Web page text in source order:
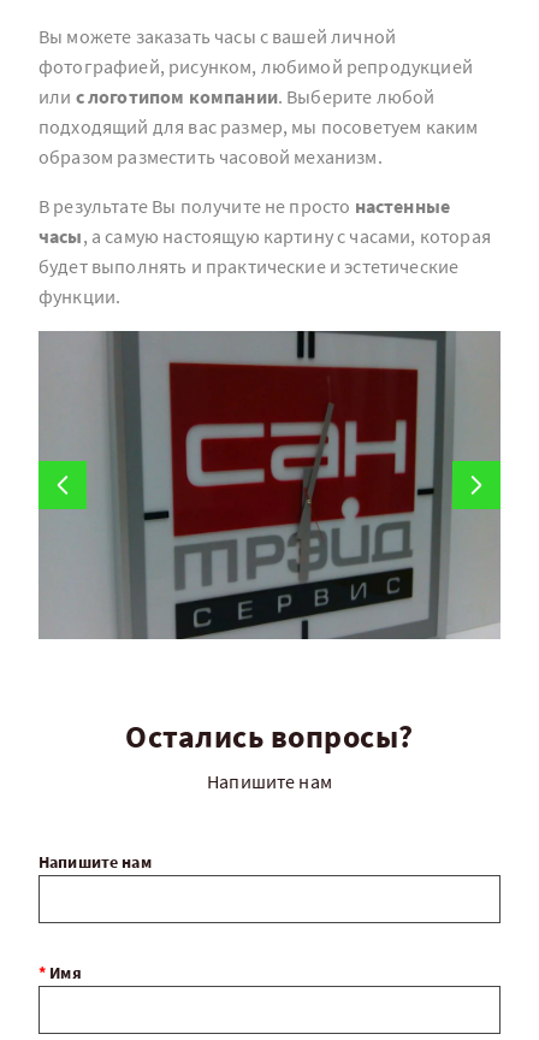
Вы можете заказать часы с вашей личной
фотографией, рисунком, любимой репродукцией
или с логотипом компании. Выберите любой
подходящий для вас размер, мы посоветуем каким
образом разместить часовой механизм.
В результате Вы получите не просто настенные
часы, а самую настоящую картину с часами, которая
будет выполнять и практические и эстетические
функции.
Остались вопросы?
Напишите нам
Напишите нам
* Имя